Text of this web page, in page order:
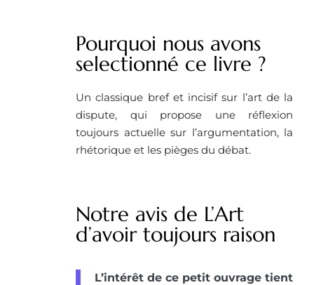
Pourquoi nous avons
selectionné ce livre ? ​
Un classique bref et incisif sur l’art de la
dispute, qui propose une réflexion
toujours actuelle sur l’argumentation, la
rhétorique et les pièges du débat.
Notre avis de L’Art
d’avoir toujours raison
L’intérêt de ce petit ouvrage tient